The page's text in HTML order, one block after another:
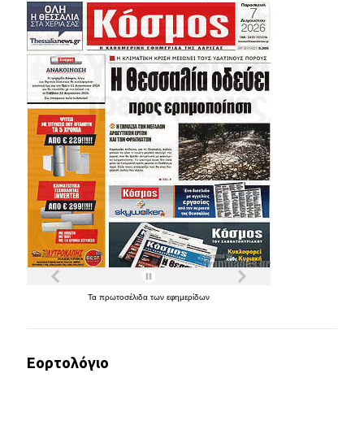
Τα πρωτοσέλιδα των εφημερίδων
Εορτολόγιο